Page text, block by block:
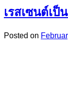
เรสเซนต์เป็
Posted on